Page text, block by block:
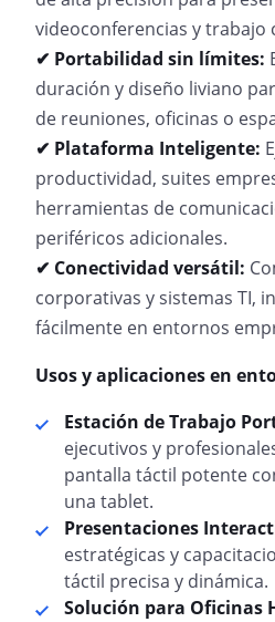
videoconferencias y trabajo
✔ Portabilidad sin límites:
duración y diseño liviano
de reuniones, oficinas o
✔ Plataforma Inteligente:
productividad, suites
herramientas de
periféricos adicionales.
✔ Conectividad versátil:
corporativas y sistemas TI,
fácilmente en entornos
Usos y aplicaciones en
Estación de Trabajo
ejecutivos y
pantalla táctil potente
una tablet.
Presentaciones
estratégicas y
táctil precisa y dinámica.
Solución para Oficinas